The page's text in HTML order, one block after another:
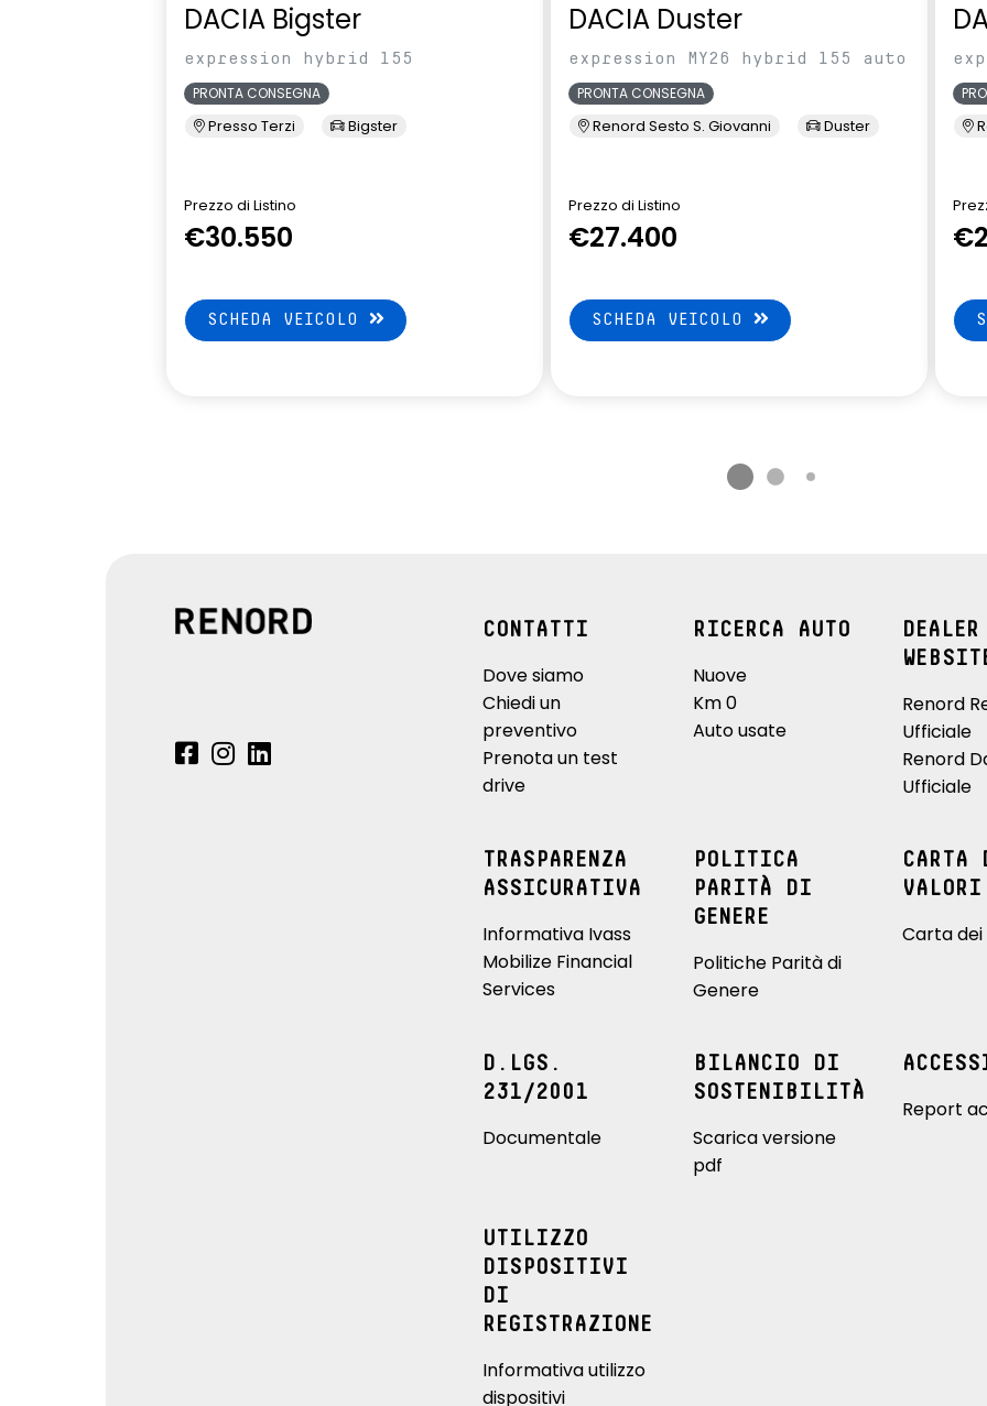
DACIA Bigster
expression hybrid 155
PRONTA CONSEGNA
Presso Terzi Bigster
Prezzo di Listino
€30.550
SCHEDA VEICOLO
DACIA Duster
expression MY26 hybrid 155 auto
PRONTA CONSEGNA
Renord Sesto S. Giovanni Duster
Prezzo di Listino
€27.400
SCHEDA VEICOLO
CONTATTI
Dove siamo
Chiedi un
preventivo
Prenota un test
drive
RICERCA AUTO
Nuove
Km 0
Auto usate
DEALER
Renord
Ufficiale
Renord
Ufficiale
TRASPARENZA
ASSICURATIVA
Informativa Ivass
Mobilize Financial
Services
POLITICA
PARITÀ DI
GENERE
Politiche Parità di
Genere
CARTA
VALORI
Carta dei
D.LGS.
231/2001
Documentale
BILANCIO DI
SOSTENIBILITÀ
Scarica versione
pdf
Report
UTILIZZO
DISPOSITIVI
DI
REGISTRAZIONE
Informativa utilizzo
dispositivi